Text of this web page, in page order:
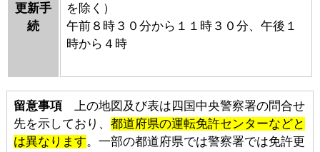
更新手
続
を除く）
午前８時３０分から１１時３０分、午後１
時から４時
留意事項上の地図及び表は四国中央警察署の問合せ
先を示しており、 都道府県の運転免許センターなどと
は異なります。一部の都道府県では警察署では免許更